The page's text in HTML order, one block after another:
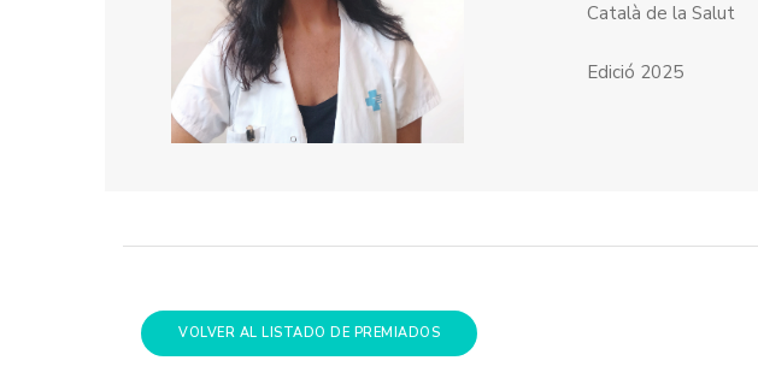
Català de la Salut
Edició 2025
VOLVER AL LISTADO DE PREMIADOS